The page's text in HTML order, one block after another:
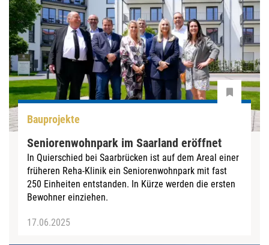
Bauprojekte
Seniorenwohnpark im Saarland eröffnet
In Quierschied bei Saarbrücken ist auf dem Areal einer
früheren Reha-Klinik ein Seniorenwohnpark mit fast
250 Einheiten entstanden. In Kürze werden die ersten
Bewohner einziehen.
17.06.2025